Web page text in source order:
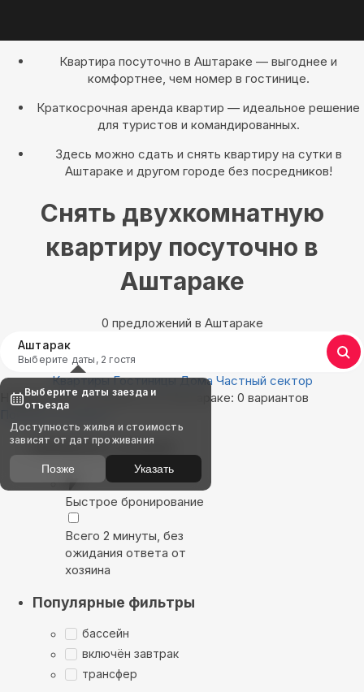
Квартира посуточно в Аштараке — выгоднее и
комфортнее, чем номер в гостинице.
Краткосрочная аренда квартир — идеальное решение
для туристов и командированных.
Здесь можно сдать и снять квартиру на сутки в
Аштараке и другом городе без посредников!
Снять двухкомнатную
квартиру посуточно в
Аштараке
0 предложений в Аштараке
Аштарак
Выберите даты, 2 гостя
Квартиры Гостиницы Дома Частный сектор
Найдём, где остановиться в Аштараке: 0 вариантов
Показать на карте
Выбирайте лучшее
Быстрое бронирование
Всего 2 минуты, без
ожидания ответа от
хозяина
Популярные фильтры
бассейн
включён завтрак
трансфер
Выберите даты заезда и
отъезда
Доступность жилья и стоимость
зависят от дат проживания
Позже Указать